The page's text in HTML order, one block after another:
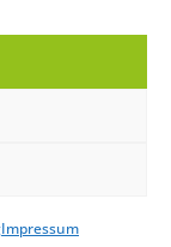
Impressum